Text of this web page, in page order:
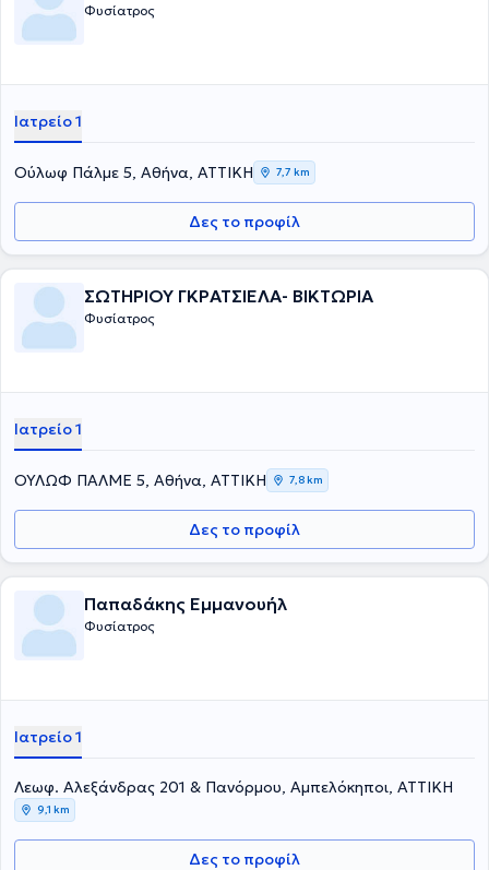
Φυσίατρος
Ιατρείο 1
Ούλωφ Πάλμε 5, Αθήνα, ΑΤΤΙΚΗ 7,7 km
Δες το προφίλ
ΣΩΤΗΡΙΟΥ ΓΚΡΑΤΣΙΕΛΑ- ΒΙΚΤΩΡΙΑ
Φυσίατρος
Ιατρείο 1
ΟΥΛΩΦ ΠΑΛΜΕ 5, Αθήνα, ΑΤΤΙΚΗ 7,8 km
Δες το προφίλ
Παπαδάκης Εμμανουήλ
Φυσίατρος
Ιατρείο 1
Λεωφ. Αλεξάνδρας 201 & Πανόρμου, Αμπελόκηποι, ΑΤΤΙΚΗ
9,1 km
Δες το προφίλ